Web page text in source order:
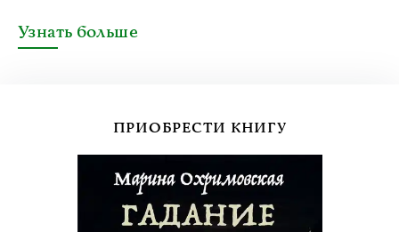
Узнать больше
ПРИОБРЕСТИ КНИГУ